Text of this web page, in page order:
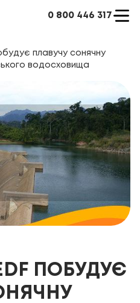
0 800 446 317
плавучу сонячну
водосховища
ПОБУДУЄ